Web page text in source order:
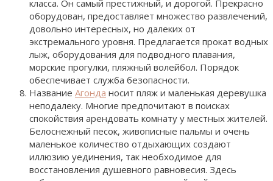
класса. Он самый престижный, и дорогой. Прекрасно
оборудован, предоставляет множество развлечений,
довольно интересных, но далеких от
экстремального уровня. Предлагается прокат водных
лыж, оборудования для подводного плавания,
морские прогулки, пляжный волейбол. Порядок
обеспечивает служба безопасности.
Название Агонда носит пляж и маленькая деревушка
неподалеку. Многие предпочитают в поисках
спокойствия арендовать комнату у местных жителей.
Белоснежный песок, живописные пальмы и очень
маленькое количество отдыхающих создают
иллюзию уединения, так необходимое для
восстановления душевного равновесия. Здесь